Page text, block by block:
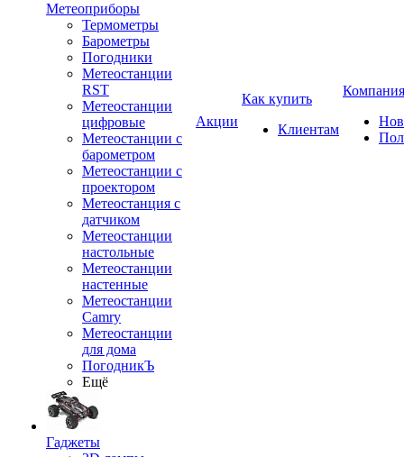
Метеоприборы
Термометры
Барометры
Погодники
Метеостанции
RST
Метеостанции
цифровые
Метеостанции с
барометром
Метеостанции с
проектором
Метеостанция с
датчиком
Метеостанции
настольные
Метеостанции
настенные
Метеостанции
Camry
Метеостанции
для дома
ПогодникЪ
Ещё
Гаджеты
Акции
Как купить
Клиентам
Компания